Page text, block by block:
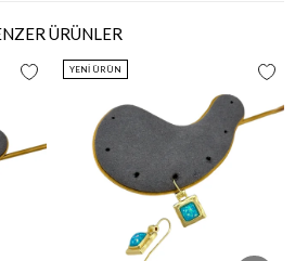
ÜRÜNLER
YENI ÜRÜN